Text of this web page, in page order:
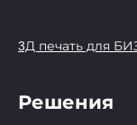
3Д печать для
Решения